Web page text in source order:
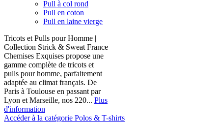
Pull à col rond
Pull en coton
Pull en laine vierge
Tricots et Pulls pour Homme |
Collection Strick & Sweat France
Chemises Exquises propose une
gamme complète de tricots et
pulls pour homme, parfaitement
adaptée au climat français. De
Paris à Toulouse en passant par
Lyon et Marseille, nos 220... Plus
d'information
Accéder à la catégorie Polos & T-shirts